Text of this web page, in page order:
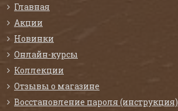
Главная
Акции
Новинки
Онлайн-курсы
Коллекции
Отзывы о магазине
Восстановление пароля (инструкция)